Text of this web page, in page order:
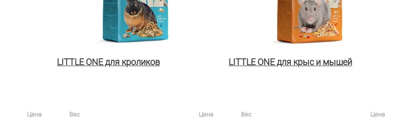
Цена
LITTLE ONE для кроликов
Вес Цена
LITTLE ONE для крыс и мышей
Вес Цена